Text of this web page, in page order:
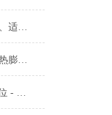
一体化振动变送器适用场景、适用设备及安装位置详解
探索微观世界的奇妙之旅：热膨胀传感器的魔力
冷却塔风机监测用振动 - 油位 - 油温三参数组合探头的使用及注意事项